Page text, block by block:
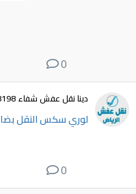
0
دينا نقل عفش شفاء 0596778198
لوري سكس النقل
0